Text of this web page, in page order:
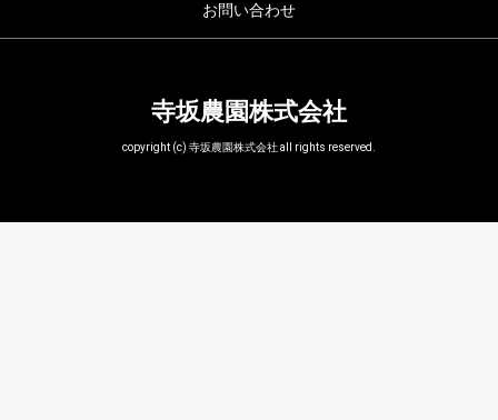
お問い合わせ
寺坂農園株式会社
copyright (c) 寺坂農園株式会社 all rights reserved.